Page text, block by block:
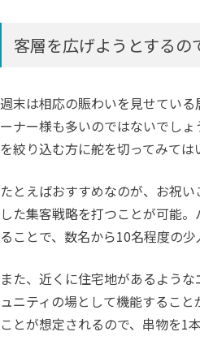
客層を広げようとする
週末は相応の賑わいを見せてい
ーナー様も多いのではないでし
を絞り込む方に舵を切ってみては
たとえばおすすめなのが、お祝
した集客戦略を打つことが可能
ることで、数名から10名程度の
また、近くに住宅地があるよう
ュニティの場として機能するこ
ことが想定されるので、串物を1